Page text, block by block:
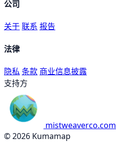
公司
关于联系 报告
法律
隐私 条款 商业信息披露
支持方
mistweaverco.com
© 2026 Kumamap